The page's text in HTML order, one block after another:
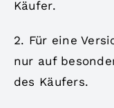
Käufer.
2. Für eine
nur auf
des Käufers.